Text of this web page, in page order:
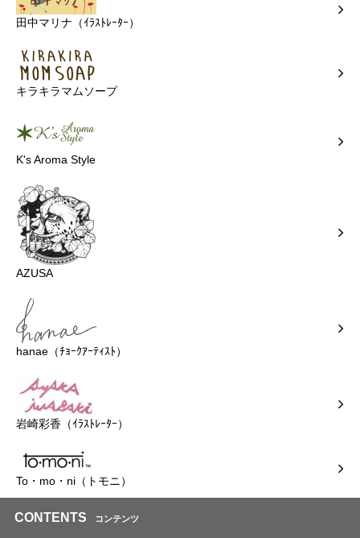
田中マリナ（ｲﾗｽﾄﾚｰﾀｰ）
キラキラマムソープ
K's Aroma Style
AZUSA
hanae（ﾁｮｰｸｱｰﾃｨｽﾄ）
岩崎彩香（ｲﾗｽﾄﾚｰﾀｰ）
To・mo・ni（トモニ）
CONTENTS コンテンツ